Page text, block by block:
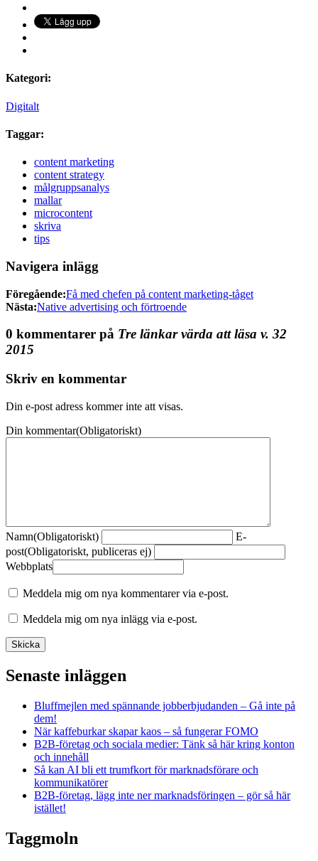
Kategori:
Digitalt
Taggar:
content marketing
content strategy
målgruppsanalys
mallar
microcontent
skriva
tips
Navigera inlägg
Föregående:Få med chefen på content marketing-tåget
Nästa:Native advertising och förtroende
0 kommentarer på Tre länkar värda att läsa v. 32
2015
Skriv en kommentar
Din e-post adress kommer inte att visas.
Din kommentar(Obligatoriskt)
Namn(Obligatoriskt)
E-
post(Obligatoriskt, publiceras ej)
Webbplats
Meddela mig om nya kommentarer via e-post.
Meddela mig om nya inlägg via e-post.
Senaste inläggen
Bluffmejlen med spännande jobberbjudanden – Gå inte på
dem!
När kaffeburkar skapar kaos – så fungerar FOMO
B2B-företag och sociala medier: Tänk så här kring konton
och innehåll
Så kan AI bli ett trumfkort för marknadsförare och
kommunikatörer
B2B-företag, lägg inte ner marknadsföringen – gör så här
istället!
Taggmoln